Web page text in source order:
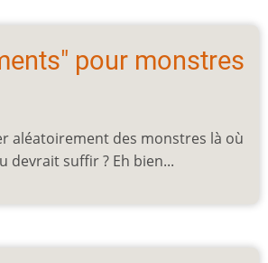
pour monstres
aléatoirement des monstres là où
devrait suffir ? Eh bien...